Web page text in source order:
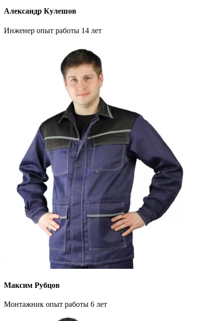
Александр Кулешов
Инженер опыт работы 14 лет
Максим Рубцов
Монтажник опыт работы 6 лет